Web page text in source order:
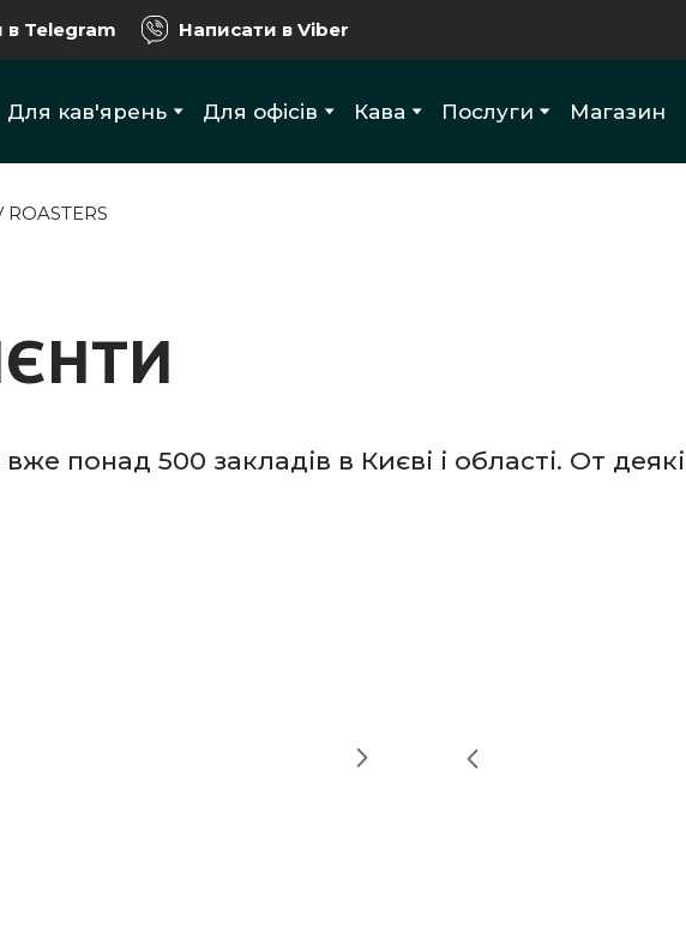
в Telegram Написати в Viber
Для кав'ярень Для офісів Кава Послуги Магазин
понад 500 закладів в Києві і області. От